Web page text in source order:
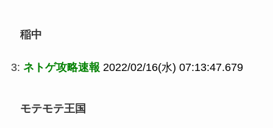
稲中
3: ネトゲ攻略速報 2022/02/16(水) 07:13:47.679
モテモテ王国